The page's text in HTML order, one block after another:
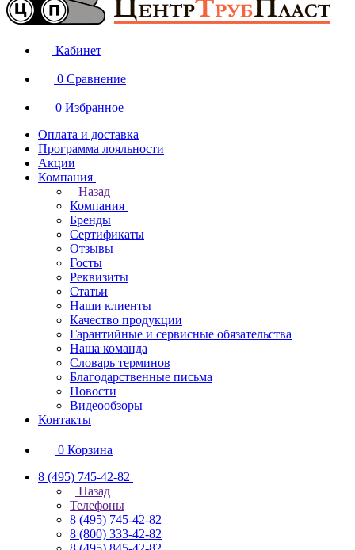
Кабинет
0 Сравнение
0 Избранное
Оплата и доставка
Программа лояльности
Акции
Компания
Назад
Компания
Бренды
Сертификаты
Отзывы
Госты
Реквизиты
Статьи
Наши клиенты
Качество продукции
Гарантийные и сервисные обязательства
Наша команда
Словарь терминов
Благодарственные письма
Новости
Видеообзоры
Контакты
0 Корзина
8 (495) 745-42-82
Назад
Телефоны
8 (495) 745-42-82
8 (800) 333-42-82